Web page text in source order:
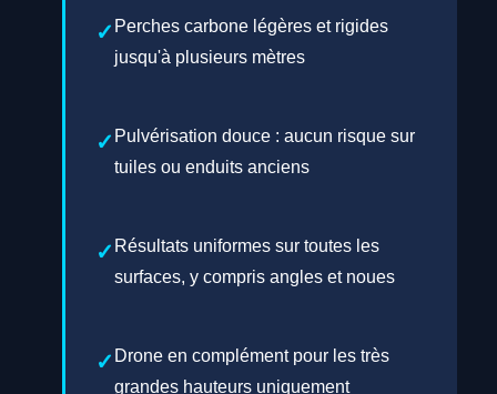
Perches carbone légères et rigides
jusqu'à plusieurs mètres
Pulvérisation douce : aucun risque sur
tuiles ou enduits anciens
Résultats uniformes sur toutes les
surfaces, y compris angles et noues
Drone en complément pour les très
grandes hauteurs uniquement